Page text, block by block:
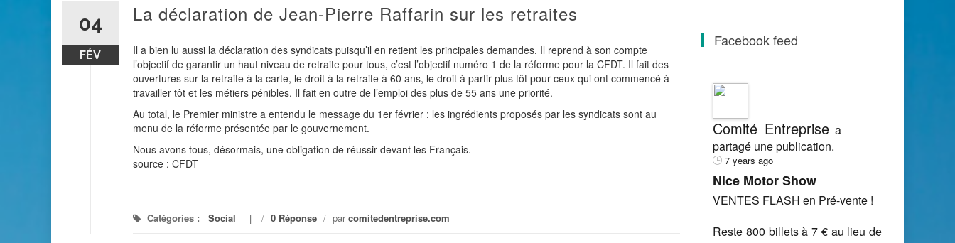
04
FÉV
La déclaration de Jean-Pierre Raffarin sur les retraites
Il a bien lu aussi la déclaration des syndicats puisqu’il en retient les principales demandes. Il reprend à son compte
l’objectif de garantir un haut niveau de retraite pour tous, c’est l’objectif numéro 1 de la réforme pour la CFDT. Il fait des
ouvertures sur la retraite à la carte, le droit à la retraite à 60 ans, le droit à partir plus tôt pour ceux qui ont commencé à
travailler tôt et les métiers pénibles. Il fait en outre de l’emploi des plus de 55 ans une priorité.
Au total, le Premier ministre a entendu le message du 1er février : les ingrédients proposés par les syndicats sont au
menu de la réforme présentée par le gouvernement.
Nous avons tous, désormais, une obligation de réussir devant les Français.
source : CFDT
Catégories : Social / 0 Réponse / parcomitedentreprise.com
Facebook feed
Comité Entreprisea
partagé une publication.
7 years ago
Nice Motor Show
VENTES FLASH en Pré-vente !
Reste 800 billets à 7 € au lieu de